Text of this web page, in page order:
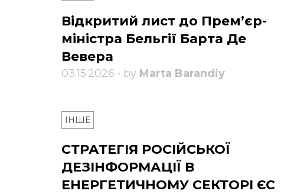
Відкритий лист до Прем’єр-
міністра Бельгії Барта Де
Вевера
03.15.2026 • by Marta Barandiy
ІНШЕ
СТРАТЕГІЯ РОСІЙСЬКОЇ
ДЕЗІНФОРМАЦІЇ В
ЕНЕРГЕТИЧНОМУ СЕКТОРІ ЄС